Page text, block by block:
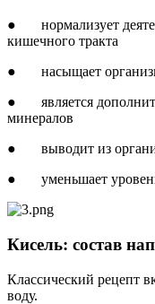
● нормализует
кишечного тракта
● насыщает
● является
минералов
● выводит из
● уменьшает уровень
Кисель: состав
Классический рецепт
воду.